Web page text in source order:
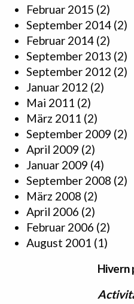
Februar 2015 (2)
September 2014 (2)
Februar 2014 (2)
September 2013 (2)
September 2012 (2)
Januar 2012 (2)
Mai 2011 (2)
März 2011 (2)
September 2009 (2)
April 2009 (2)
Januar 2009 (4)
September 2008 (2)
März 2008 (2)
April 2006 (2)
Februar 2006 (2)
August 2001 (1)
Hivern